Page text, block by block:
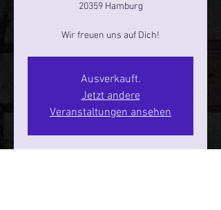
20359 Hamburg
Ausverkauft.
Jetzt andere
Veranstaltungen ansehen